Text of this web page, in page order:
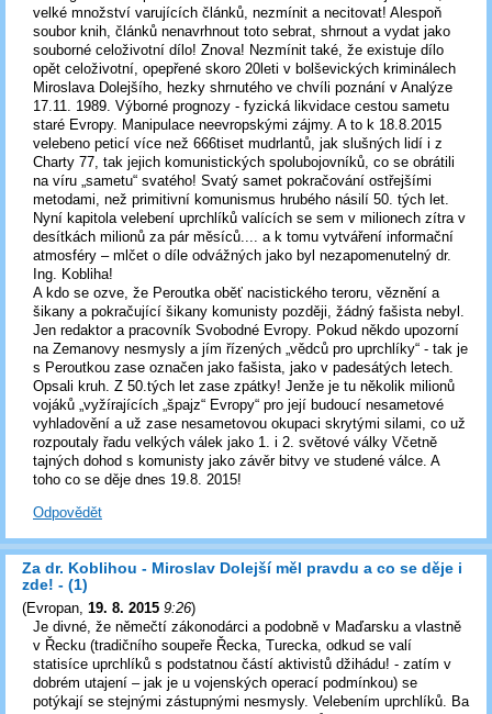
velké množství varujících článků, nezmínit a necitovat! Alespoň
soubor knih, článků nenavrhnout toto sebrat, shrnout a vydat jako
souborné celoživotní dílo! Znova! Nezmínit také, že existuje dílo
opět celoživotní, opepřené skoro 20leti v bolševických kriminálech
Miroslava Dolejšího, hezky shrnutého ve chvíli poznání v Analýze
17.11. 1989. Výborné prognozy - fyzická likvidace cestou sametu
staré Evropy. Manipulace neevropskými zájmy. A to k 18.8.2015
velebeno peticí více než 666tiset mudrlantů, jak slušných lidí i z
Charty 77, tak jejich komunistických spolubojovníků, co se obrátili
na víru „sametu“ svatého! Svatý samet pokračování ostřejšími
metodami, než primitivní komunismus hrubého násilí 50. tých let.
Nyní kapitola velebení uprchlíků valících se sem v milionech zítra v
desítkách milionů za pár měsíců.... a k tomu vytváření informační
atmosféry – mlčet o díle odvážných jako byl nezapomenutelný dr.
Ing. Kobliha!
A kdo se ozve, že Peroutka oběť nacistického teroru, věznění a
šikany a pokračující šikany komunisty později, žádný fašista nebyl.
Jen redaktor a pracovník Svobodné Evropy. Pokud někdo upozorní
na Zemanovy nesmysly a jím řízených „vědců pro uprchlíky“ - tak je
s Peroutkou zase označen jako fašista, jako v padesátých letech.
Opsali kruh. Z 50.tých let zase zpátky! Jenže je tu několik milionů
vojáků „vyžírajících „špajz“ Evropy“ pro její budoucí nesametové
vyhladovění a už zase nesametovou okupaci skrytými silami, co už
rozpoutaly řadu velkých válek jako 1. i 2. světové války Včetně
tajných dohod s komunisty jako závěr bitvy ve studené válce. A
toho co se děje dnes 19.8. 2015!
Odpovědět
Za dr. Koblihou - Miroslav Dolejší měl pravdu a co se děje i
zde! - (1)
(Evropan 19. 8. 2015 9:26)
Je divné, že němečtí zákonodárci a podobně v Maďarsku a vlastně
v Řecku (tradičního soupeře Řecka, Turecka, odkud se valí
statisíce uprchlíků s podstatnou částí aktivistů džihádu! - zatím v
dobrém utajení – jak je u vojenských operací podmínkou) se
potýkají se stejnými zástupnými nesmysly. Velebením uprchlíků. Ba